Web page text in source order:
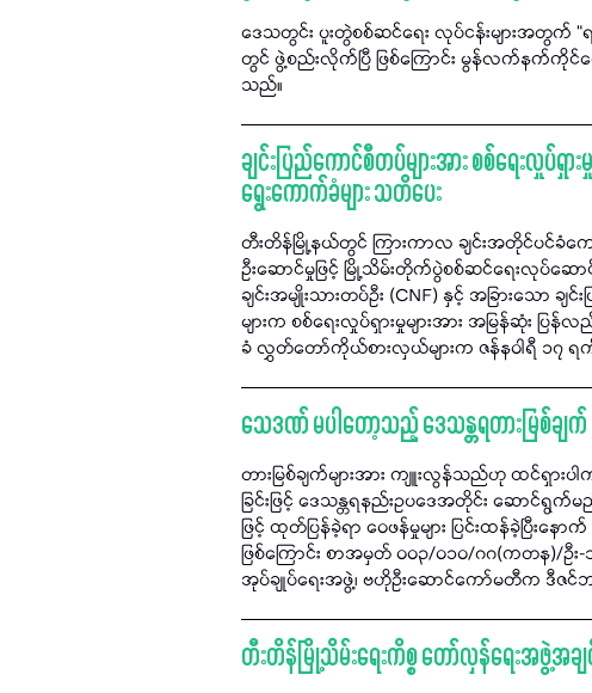
ဒေသတွင်း ပူးတွဲစစ်ဆင်ရေး လုပ်ငန်းများအတွက် “
တွင် ဖွဲ့စည်းလိုက်ပြီ ဖြစ်ကြောင်း မွန်လက်နက်ကို
သည်။
ချင်းပြည်ကောင်စီတပ်များအား စစ်ရေးလှုပ်
ရွေးကောက်ခံများ သတိပေး
တီးတိန်မြို့နယ်တွင် ကြားကာလ ချင်းအတိုင်ပင်ခံကော
ဦးဆောင်မှုဖြင့် မြို့သိမ်းတိုက်ပွဲစစ်ဆင်ရေးလုပ်ဆေ
ချင်းအမျိုးသားတပ်ဦး (CNF) နှင့် အခြားသော ခ
များက စစ်ရေးလှုပ်ရှားမှုများအား အမြန်ဆုံး ပ
ခံ လွှတ်တော်ကိုယ်စားလှယ်များက ဇန်နဝါရီ ၁
သေဒဏ် မပါတော့သည့် ဒေသန္တရတားမြစ်ခ
တားမြစ်ချက်များအား ကျူးလွန်သည်ဟု ထင်ရှာ
ခြင်းဖြင့် ဒေသန္တရနည်းဥပဒေအတိုင်း ဆောင်
ဖြင့် ထုတ်ပြန်ခဲ့ရာ ဝေဖန်မှုများ ပြင်းထန်ခဲ့ပြီး
ဖြစ်ကြောင်း စာအမှတ် ၀၀၃/၀၁၀/ဂဂ(ကတန)/ဦး-
အုပ်ချုပ်ရေးအဖွဲ့၊ ဗဟိုဦးဆောင်ကော်မတီက ဒီဇ
တီးတိန်မြို့သိမ်းရေးကိစ္စ တော်လှန်ရေးအဖွဲ့အချ